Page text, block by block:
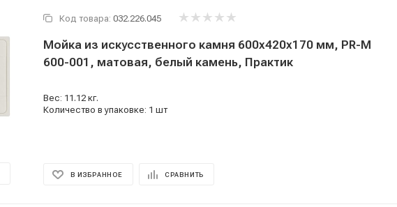
Код товара: 032.226.045
Мойка из искусственного камня 600x420x170 мм, PR-M
600-001, матовая, белый камень, Практик
Вес: 11.12 кг.
Количество в упаковке: 1 шт
В ИЗБРАННОЕ СРАВНИТЬ